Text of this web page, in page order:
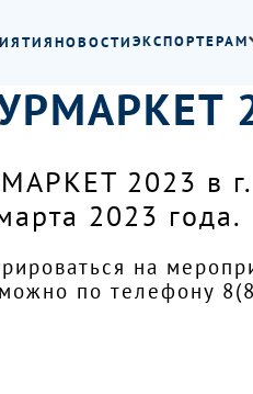
НОВОСТИЭКСПОРТЕРАМ
2023 в
2023 года.
на
по телефону